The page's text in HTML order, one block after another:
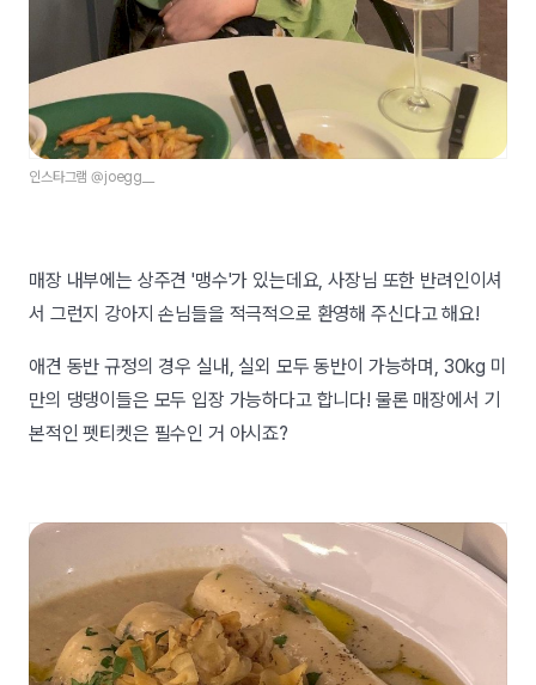
인스타그램 @joegg__
매장 내부에는 상주견 '맹수'가 있는데요, 사장님 또한 반려인이셔
서 그런지 강아지 손님들을 적극적으로 환영해 주신다고 해요!
애견 동반 규정의 경우 실내, 실외 모두 동반이 가능하며, 30kg 미
만의 댕댕이들은 모두 입장 가능하다고 합니다! 물론 매장에서 기
본적인 펫티켓은 필수인 거 아시죠?